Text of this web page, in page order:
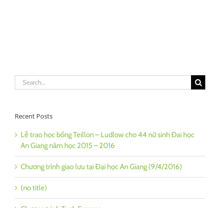
Search
for:
Recent Posts
Lễ trao học bổng Teillon – Ludlow cho 44 nữ sinh Đai học
An Giang năm học 2015 – 2016
Chương trình giao lưu tại Đại học An Giang (9/4/2016)
(no title)